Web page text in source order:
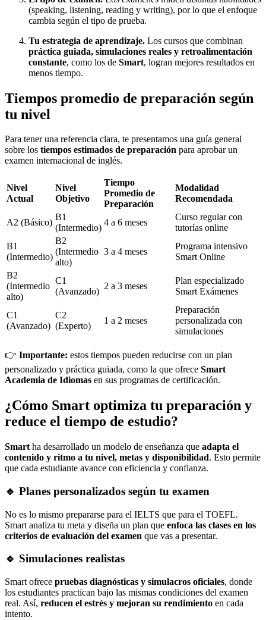
(speaking, listening, reading y writing), por lo que el enfoque
cambia según el tipo de prueba.
Tu estrategia de aprendizaje. Los cursos que combinan
práctica guiada, simulaciones reales y retroalimentación
constante, como los de Smart, logran mejores resultados en
menos tiempo.
Tiempos promedio de preparación según
tu nivel
Para tener una referencia clara, te presentamos una guía general
sobre los tiempos estimados de preparación para aprobar un
examen internacional de inglés.
Nivel
Actual
Nivel
Objetivo
Tiempo
Promedio de
Preparación
Modalidad
Recomendada
A2 (Básico)
B1
(Intermedio)
4 a 6 meses
Curso regular con
tutorías online
B1
(Intermedio)
B2
(Intermedio
alto)
3 a 4 meses
Programa intensivo
Smart Online
B2
(Intermedio
alto)
C1
(Avanzado)
2 a 3 meses
Plan especializado
Smart Exámenes
C1
(Avanzado)
C2
(Experto)
1 a 2 meses
Preparación
personalizada con
simulaciones
👉 Importante: estos tiempos pueden reducirse con un plan
personalizado y práctica guiada, como la que ofrece Smart
Academia de Idiomas en sus programas de certificación.
¿Cómo Smart optimiza tu preparación y
reduce el tiempo de estudio?
Smart ha desarrollado un modelo de enseñanza que adapta el
contenido y ritmo a tu nivel, metas y disponibilidad. Esto permite
que cada estudiante avance con eficiencia y confianza.
🔹 Planes personalizados según tu examen
No es lo mismo prepararse para el IELTS que para el TOEFL.
Smart analiza tu meta y diseña un plan que enfoca las clases en los
criterios de evaluación del examen que vas a presentar.
🔹 Simulaciones realistas
Smart ofrece pruebas diagnósticas y simulacros oficiales, donde
los estudiantes practican bajo las mismas condiciones del examen
real. Así, reducen el estrés y mejoran su rendimiento en cada
intento.